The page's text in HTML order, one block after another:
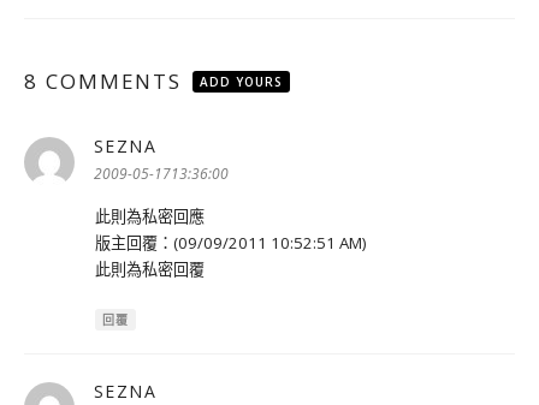
8 COMMENTS ADD YOURS
SEZNA
示:
2009-05-1713:36:00
此則為私密回應
版主回覆：(09/09/2011 10:52:51 AM)
此則為私密回覆
回覆
SEZNA